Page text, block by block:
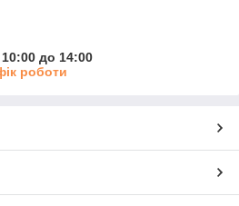
до 14:00
роботи